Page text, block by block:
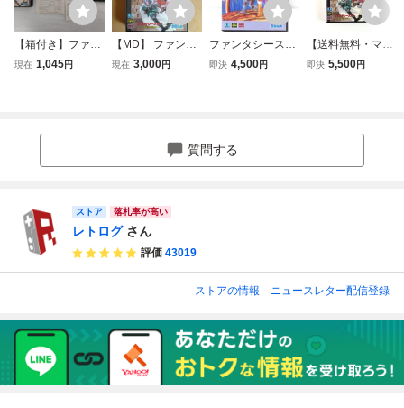
【箱付き】ファン
タシースター「千
現在 1,045円
【MD】 ファンタ
シースター 千年紀
現在 3,000円
ファンタシースタ
ー 復刻版 箱と
即決 4,500円
【送料無料・マッ
プ付き】 セガ メ
即決 5,500円
質問する
ストア 落札率が高い
レトログ さん
評価 43019
ストアの情報 ニュースレター配信登録